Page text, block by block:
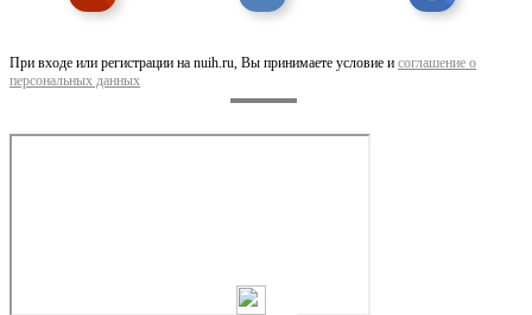
При входе или регистрации на nuih.ru, Вы принимаете условие и соглашение о
персональных данных